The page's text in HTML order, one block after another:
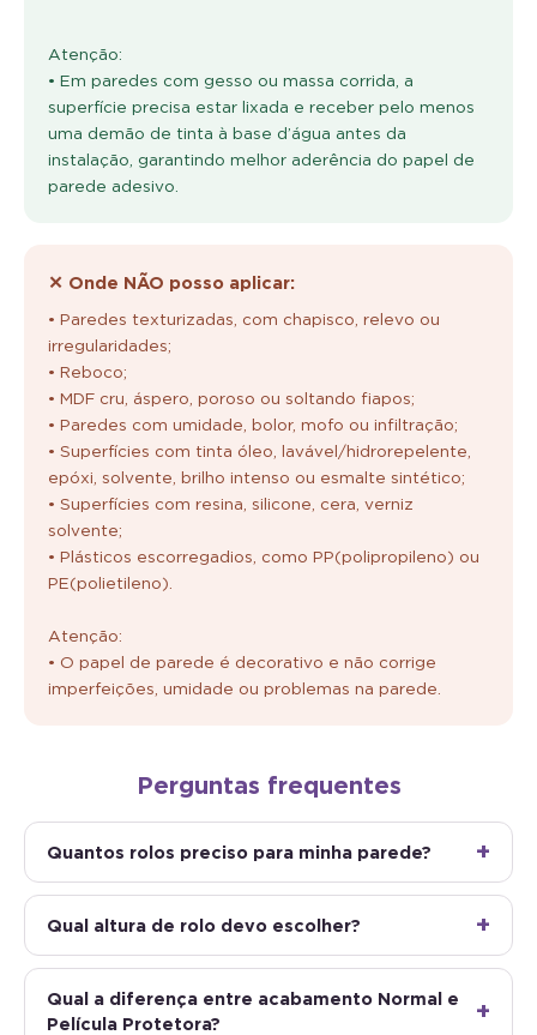
Atenção:
• Em paredes com gesso ou massa corrida, a
superfície precisa estar lixada e receber pelo menos
uma demão de tinta à base d’água antes da
instalação, garantindo melhor aderência do papel de
parede adesivo.
✕ Onde NÃO posso aplicar:
• Paredes texturizadas, com chapisco, relevo ou
irregularidades;
• Reboco;
• MDF cru, áspero, poroso ou soltando fiapos;
• Paredes com umidade, bolor, mofo ou infiltração;
• Superfícies com tinta óleo, lavável/hidrorepelente,
epóxi, solvente, brilho intenso ou esmalte sintético;
• Superfícies com resina, silicone, cera, verniz
solvente;
• Plásticos escorregadios, como PP(polipropileno) ou
PE(polietileno).
Atenção:
• O papel de parede é decorativo e não corrige
imperfeições, umidade ou problemas na parede.
Perguntas frequentes
Quantos rolos preciso para minha parede?
Qual altura de rolo devo escolher?
Qual a diferença entre acabamento Normal e
Película Protetora?